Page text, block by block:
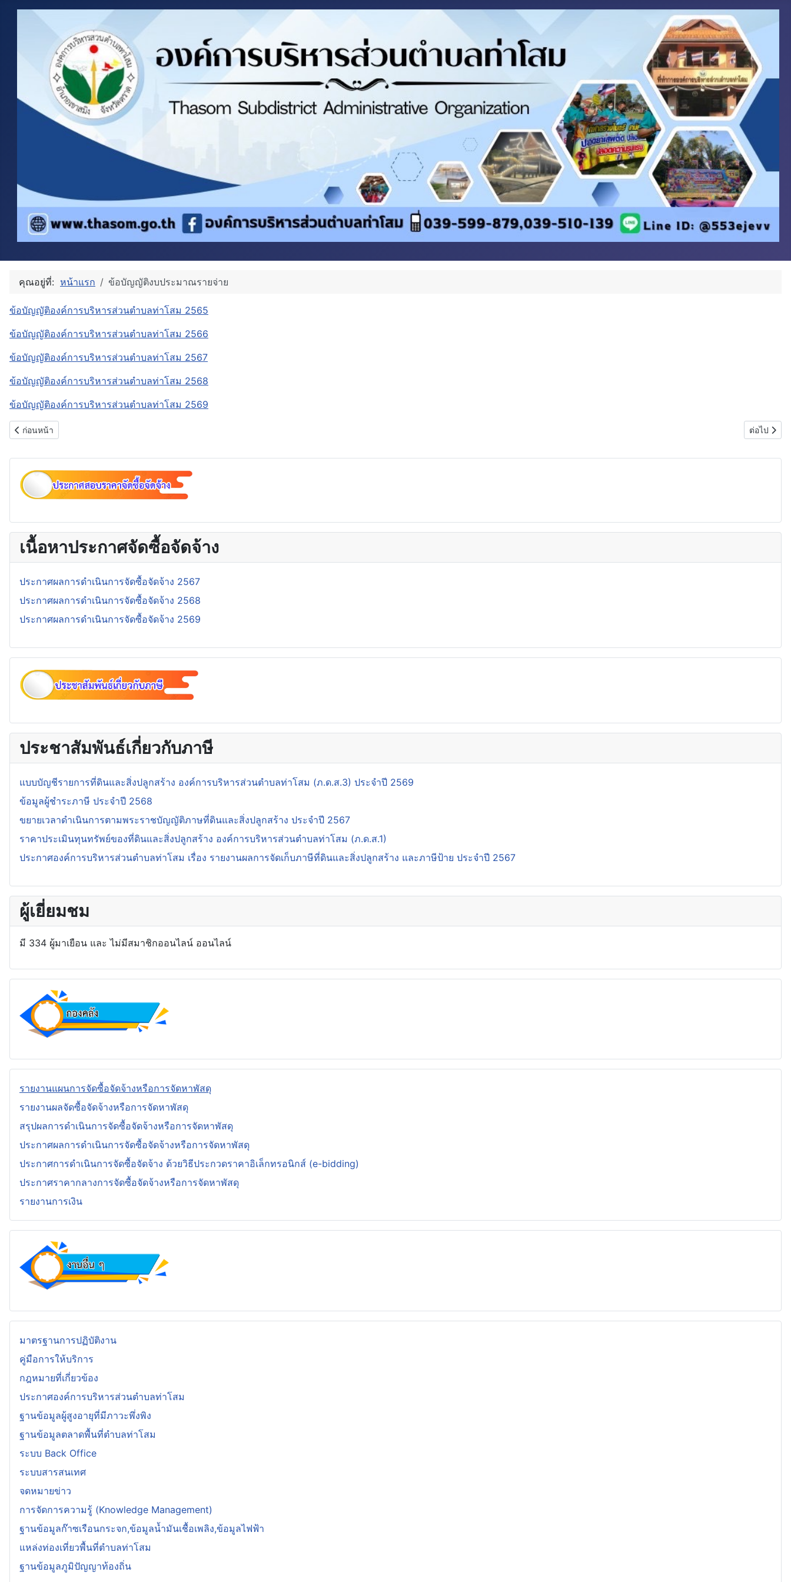
คุณอยู่ที่: หน้าแรก ข้อบัญญัติงบประมาณรายจ่าย
ข้อบัญญัติองค์การบริหารส่วนตำบลท่าโสม 2565
ข้อบัญญัติองค์การบริหารส่วนตำบลท่าโสม 2566
ข้อบัญญัติองค์การบริหารส่วนตำบลท่าโสม 2567
ข้อบัญญัติองค์การบริหารส่วนตำบลท่าโสม 2568
ข้อบัญญัติองค์การบริหารส่วนตำบลท่าโสม 2569
เนื้อหาก่อนหน้า: แผนป้องกันการทุจริต
ก่อนหน้า เนื้อหาถัดไ
ต่อไป
เนื้อหาประกาศจัดซื้อจัดจ้าง
ประกาศผลการดำเนินการจัดซื้อจัดจ้าง 2567
ประกาศผลการดำเนินการจัดซื้อจัดจ้าง 2568
ประกาศผลการดำเนินการจัดซื้อจัดจ้าง 2569
ประชาสัมพันธ์เกี่ยวกับภาษี
แบบบัญชีรายการที่ดินและสิ่งปลูกสร้าง องค์การบริหารส่วนตำบลท่าโสม (ภ.ด.ส.3) ประจำปี 2569
ข้อมูลผู้ชำระภาษี ประจำปี 2568
ขยายเวลาดำเนินการตามพระราชบัญญัติภาษที่ดินและสิ่งปลูกสร้าง ประจำปี 2567
ราคาประเมินทุนทรัพย์ของที่ดินและสิ่งปลูกสร้าง องค์การบริหารส่วนตำบลท่าโสม (ภ.ด.ส.1)
ประกาศองค์การบริหารส่วนตำบลท่าโสม เรื่อง รายงานผลการจัดเก็บภาษีที่ดินและสิ่งปลูกสร้าง และภาษีป้าย ประจำปี 2567
ผู้เยี่ยมชม
มี 334 ผู้มาเยือน และ ไม่มีสมาชิกออนไลน์ ออนไลน์
รายงานแผนการจัดซื้อจัดจ้างหรือการจัดหาพัสดุ
รายงานผลจัดซื้อจัดจ้างหรือการจัดหาพัสดุ
สรุปผลการดำเนินการจัดซื้อจัดจ้างหรือการจัดหาพัสดุ
ประกาศผลการดำเนินการจัดซื้อจัดจ้างหรือการจัดหาพัสดุ
ประกาศการดำเนินการจัดซื้อจัดจ้าง ด้วยวิธีประกวดราคาอิเล็กทรอนิกส์ (e-bidding)
ประกาศราคากลางการจัดซื้อจัดจ้างหรือการจัดหาพัสดุ
รายงานการเงิน
มาตรฐานการปฏิบัติงาน
คู่มือการให้บริการ
กฎหมายที่เกี่ยวข้อง
ประกาศองค์การบริหารส่วนตำบลท่าโสม
ฐานข้อมูลผู้สูงอายุที่มีภาวะพึ่งพิง
ฐานข้อมูลตลาดพื้นที่ตำบลท่าโสม
ระบบ Back Office
ระบบสารสนเทศ
จดหมายข่าว
การจัดการความรู้ (Knowledge Management)
ฐานข้อมูลก๊าซเรือนกระจก,ข้อมูลน้ำมันเชื้อเพลิง,ข้อมูลไฟฟ้า
แหล่งท่องเที่ยวพื้นที่ตำบลท่าโสม
ฐานข้อมูลภูมิปัญญาท้องถิ่น